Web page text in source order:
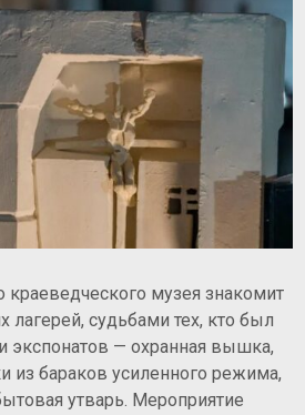
краеведческого музея знакомит
лагерей, судьбами тех, кто был
экспонатов — охранная вышка,
из бараков усиленного режима,
утварь. Мероприятие